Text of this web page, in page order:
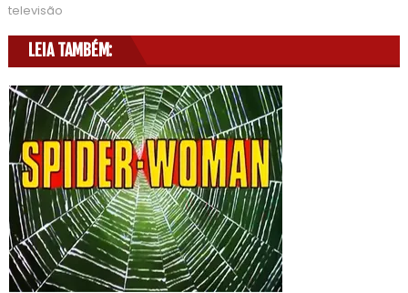
televisão
LEIA TAMBÉM: